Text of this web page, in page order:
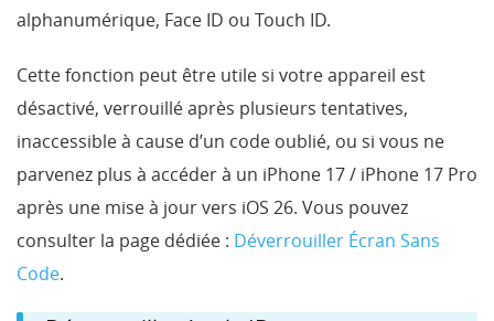
alphanumérique, Face ID ou Touch ID.
Cette fonction peut être utile si votre appareil est
désactivé, verrouillé après plusieurs tentatives,
inaccessible à cause d’un code oublié, ou si vous ne
parvenez plus à accéder à un iPhone 17 / iPhone 17 Pro
après une mise à jour vers iOS 26. Vous pouvez
consulter la page dédiée : Déverrouiller Écran Sans
Code.